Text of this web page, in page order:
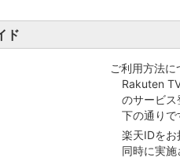
ド
ご利用方法に
Rakuten
のサービス
下の通りで
楽天IDを
同時に実施